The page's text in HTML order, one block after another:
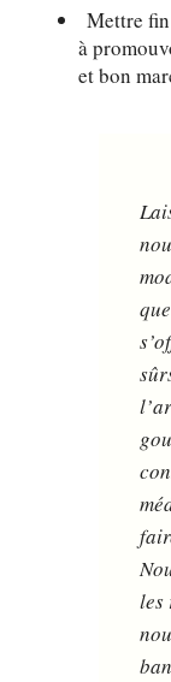
Mettre
à
et bon
les